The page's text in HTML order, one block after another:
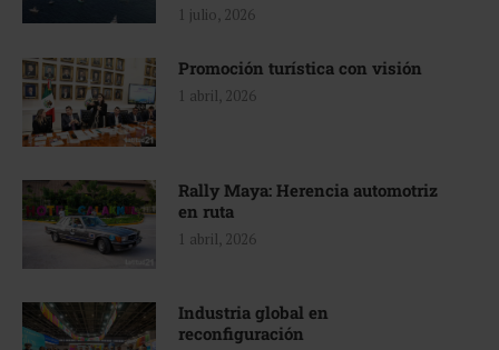
1 julio, 2026
Promoción turística con visión
1 abril, 2026
Rally Maya: Herencia automotriz
en ruta
1 abril, 2026
Industria global en
reconfiguración